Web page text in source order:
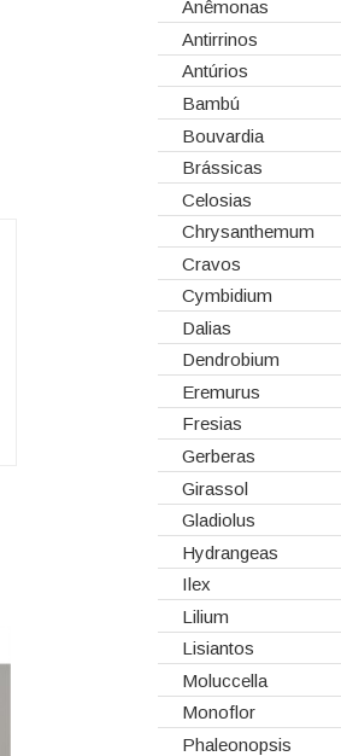
Corantes
Embalagens
Esponjas
Estruturas
Fitas
Gaiolas
Lanternas
Madeiras
Spray
Tabuleiros/Bases
Telas/Tecidos
Vidros
Dia dos Namorados
Natal
Anêmonas
Antirrinos
Antúrios
Bambú
Bouvardia
Brássicas
Celosias
Chrysanthemum
Cravos
Cymbidium
Dalias
Dendrobium
Eremurus
Fresias
Gerberas
Girassol
Gladiolus
Hydrangeas
Ilex
Lilium
Lisiantos
Moluccella
Monoflor
Phaleonopsis